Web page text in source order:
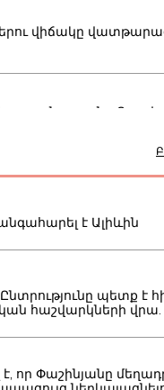
է Ալիևին
պետք է
հաշվարկների
է, որ Փաշինյանը
վիճակը
ունեցող
գեներալ Մանուկյանը